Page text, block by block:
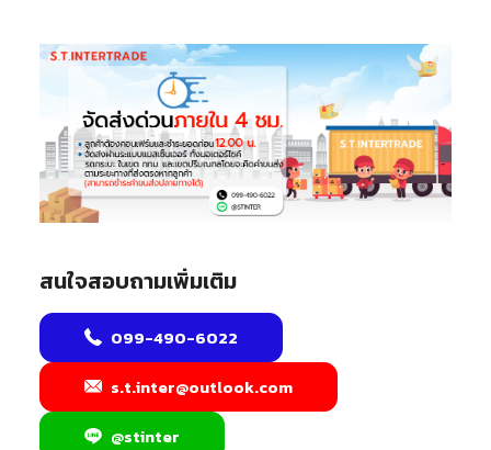
สนใจสอบถามเพิ่มเติม
099-490-6022
s.t.inter@outlook.com
@stinter